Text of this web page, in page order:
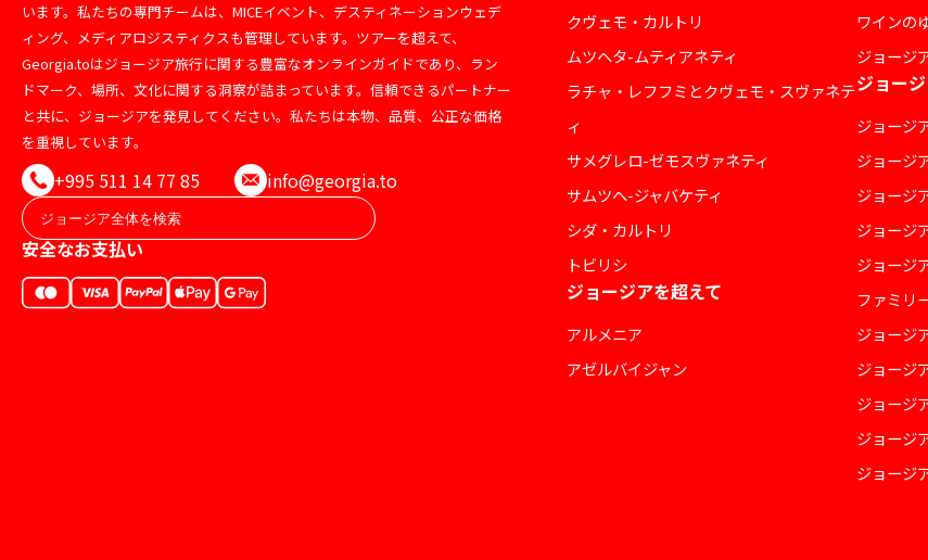
います。私たちの専門チームは、MICEイベント、デスティネーションウェデ
ィング、メディアロジスティクスも管理しています。ツアーを超えて、
Georgia.toはジョージア旅行に関する豊富なオンラインガイドであり、ラン
ドマーク、場所、文化に関する洞察が詰まっています。信頼できるパートナー
と共に、ジョージアを発見してください。私たちは本物、品質、公正な価格
を重視しています。
+995 511 14 77 85 info@georgia.to
安全なお支払い
クヴェモ・カルトリ
ムツヘタ-ムティアネティ
ラチャ・レフフミとクヴェモ・スヴァネテ
ィ
サメグレロ-ゼモスヴァネティ
サムツヘ-ジャバケティ
シダ・カルトリ
トビリシ
ジョージアを超えて
アルメニア
アゼルバイジャン
ワインの
ジョージ
ジョー
ジョージ
ジョージ
ジョージ
ジョージ
ジョージ
ファミリ
ジョージ
ジョージ
ジョージ
ジョージ
ジョージ